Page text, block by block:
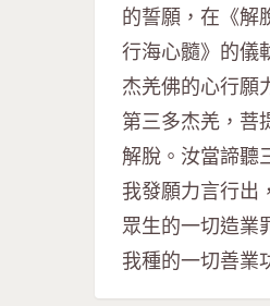
的誓願，在《解
行海心髓》的儀
杰羌佛的心行願
第三多杰羌，菩
解脫。汝當諦聽
我發願力言行出
眾生的一切造業
我種的一切善業